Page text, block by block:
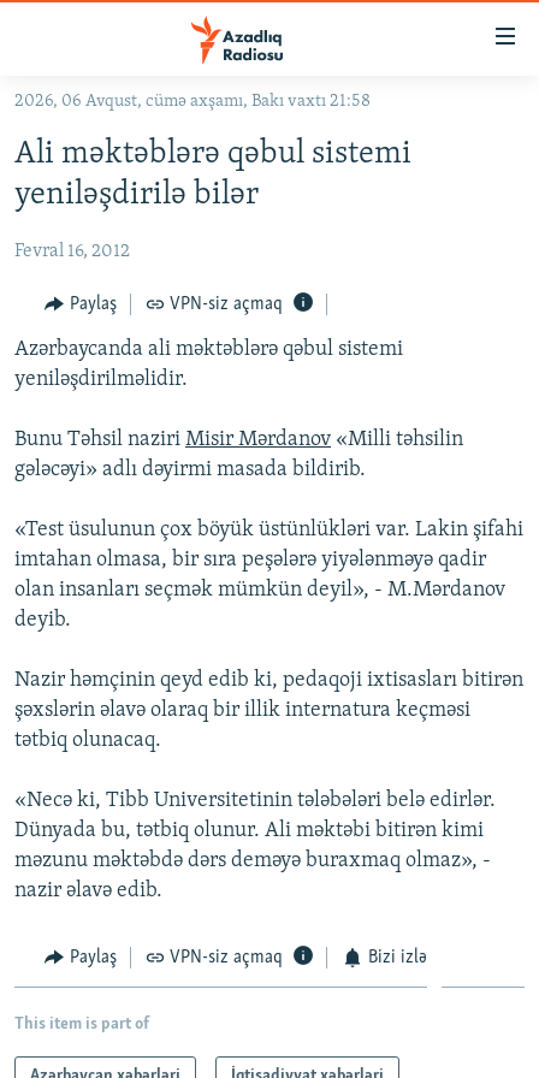
Əsas
qayıt
Əsas
naviqasiyaya
qayıt
KORRUPSIOMETR
#ƏSLINDƏ
FƏRQƏ BAX
QANUNI DOĞRU
ARAŞDIRMA
MULTIMEDIA
VIDEO
FOTOQALEREYA
İNFOQRAFIKA
KARIKATURA
RADIO ARXIV
OXU ZALI
AZƏRBAYCAN ƏDƏBIYYATI KITABXANASI
İSLAM VƏ DEMOKRATIYA
HAQQIMIZDA
MISSIYAMIZ
PEŞƏ ETIKASI VƏ JURNALISTIKA STANDARTLARIMIZ
AZADLIQRADIOSU MOBIL TELEFONUNUZDA
BIZIMLƏ ƏLAQƏ
BIZI IZLƏ
RFE/RL-in bütün saytları
2026, 06 Avqust, cümə axşamı, Bakı vaxtı 21:58
Ali məktəblərə qəbul sistemi
yeniləşdirilə bilər
Fevral 16, 2012
Paylaş VPN-siz açmaq
Azərbaycanda ali məktəblərə qəbul sistemi
yeniləşdirilməlidir.
Bunu Təhsil naziri Misir Mərdanov «Milli təhsilin
gələcəyi» adlı dəyirmi masada bildirib.
«Test üsulunun çox böyük üstünlükləri var. Lakin şifahi
imtahan olmasa, bir sıra peşələrə yiyələnməyə qadir
olan insanları seçmək mümkün deyil», - M.Mərdanov
deyib.
Nazir həmçinin qeyd edib ki, pedaqoji ixtisasları bitirən
şəxslərin əlavə olaraq bir illik internatura keçməsi
tətbiq olunacaq.
«Necə ki, Tibb Universitetinin tələbələri belə edirlər.
Dünyada bu, tətbiq olunur. Ali məktəbi bitirən kimi
məzunu məktəbdə dərs deməyə buraxmaq olmaz», -
nazir əlavə edib.
Paylaş VPN-siz açmaq Bizi izlə
This item is part of